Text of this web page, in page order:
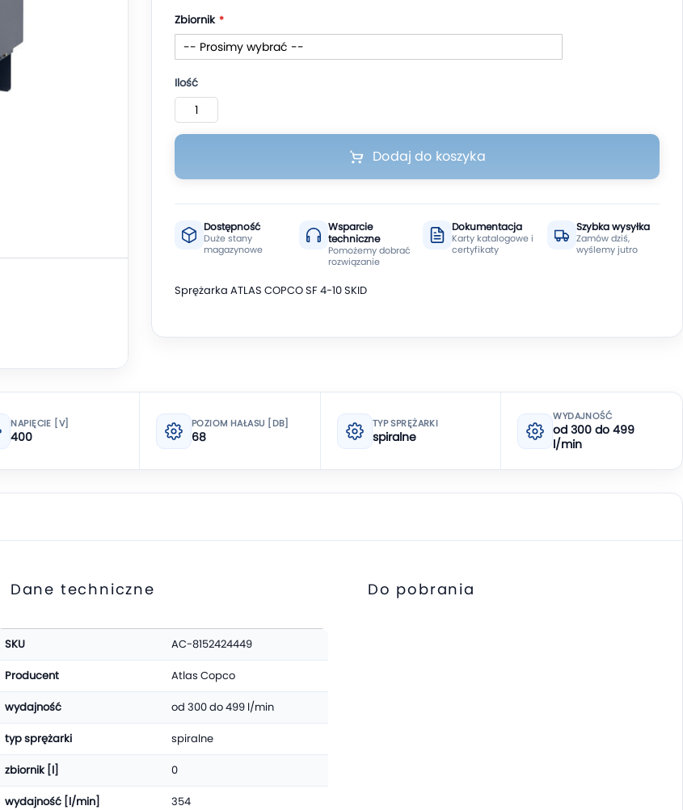
Zbiornik
Ilość
Dodaj do koszyka
Dostępność
Duże stany
magazynowe
Wsparcie
techniczne
Pomożemy dobrać
rozwiązanie
Dokumentacja
Karty katalogowe i
certyfikaty
Szybka wysyłka
Zamów dziś,
wyślemy jutro
Sprężarka ATLAS COPCO SF 4-10 SKID
NAPIĘCIE [V]
400
POZIOM HAŁASU [DB]
68
TYP SPRĘŻARKI
spiralne
WYDAJNOŚĆ
od 300 do 499
l/min
Dane techniczne
Więcej
informacji
SKU AC-8152424449
Producent Atlas Copco
wydajność od 300 do 499 l/min
typ sprężarki spiralne
zbiornik [l] 0
wydajność [l/min] 354
Do pobrania